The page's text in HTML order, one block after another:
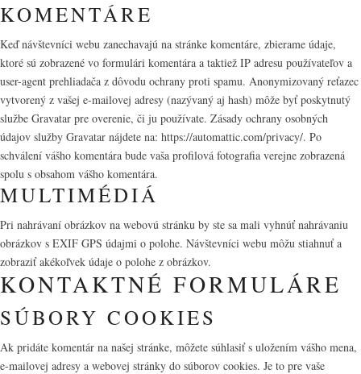
KOMENTÁRE
Keď návštevníci webu zanechavajú na stránke komentáre, zbierame údaje,
ktoré sú zobrazené vo formulári komentára a taktiež IP adresu používateľov a
user-agent prehliadača z dôvodu ochrany proti spamu. Anonymizovaný reťazec
vytvorený z vašej e-mailovej adresy (nazývaný aj hash) môže byť poskytnutý
službe Gravatar pre overenie, či ju používate. Zásady ochrany osobných
údajov služby Gravatar nájdete na: https://automattic.com/privacy/. Po
schválení vášho komentára bude vaša profilová fotografia verejne zobrazená
spolu s obsahom vášho komentára.
MULTIMÉDIÁ
Pri nahrávaní obrázkov na webovú stránku by ste sa mali vyhnúť nahrávaniu
obrázkov s EXIF GPS údajmi o polohe. Návštevníci webu môžu stiahnuť a
zobraziť akékoľvek údaje o polohe z obrázkov.
KONTAKTNÉ FORMULÁRE
SÚBORY COOKIES
Ak pridáte komentár na našej stránke, môžete súhlasiť s uložením vášho mena,
e-mailovej adresy a webovej stránky do súborov cookies. Je to pre vaše